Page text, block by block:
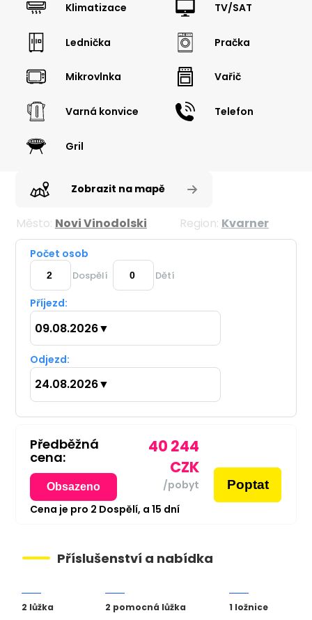
Klimatizace TV/SAT
Lednička Pračka
Mikrovlnka Vařič
Varná konvice Telefon
Gril
Zobrazit na mapě
Město: Novi Vinodolski Region: Kvarner
Počet osob
Dospělí Dětí
Příjezd:
09.08.2026▼
Odjezd:
24.08.2026▼
Předběžná
cena:
Obsazeno
40 244
CZK
/pobyt Poptat
Cena je pro 2 Dospělí, a 15 dní
Příslušenství a nabídka
2 lůžka 2 pomocná lůžka 1 ložnice